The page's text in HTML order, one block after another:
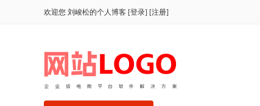
欢迎您 刘峻松的个人博客 [登录] [注册]